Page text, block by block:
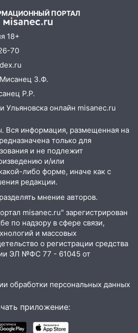
последствия
в Ульяновской
непогоды в
фестиваль «Наше
район первым в
зерна
и техникумы
подали более 10
деревья и
остановку на улице
сами
ливнёвки, не
Шевцовой рухнул
ПОРТАЛ
18+
70
З.Ф.
Р.Р.
Ульяновска онлайн misanec.ru
Вся информация, размещенная на
только для
и не подлежит
и/или
либо форме, иначе как с
редакции.
мнение авторов.
misanec.ru" зарегистрирован
по надзору в сфере связи,
и массовых
о регистрации средства
ЭЛ №ФС 77 - 61045 от
обработки персональных данных
приложение: